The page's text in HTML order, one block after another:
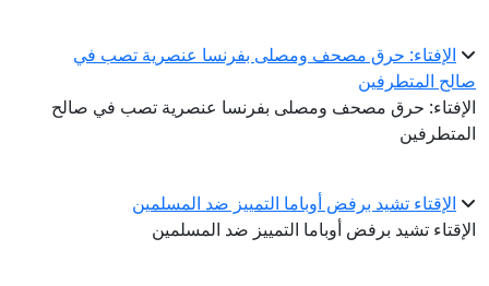
الإفتاء: حرق مصحف ومصلى بفرنسا عنصرية تصب في
صالح المتطرفين
الإفتاء: حرق مصحف ومصلى بفرنسا عنصرية تصب في صالح
المتطرفين
الإقتاء تشيد برفض أوباما التمييز ضد المسلمين
الإقتاء تشيد برفض أوباما التمييز ضد المسلمين